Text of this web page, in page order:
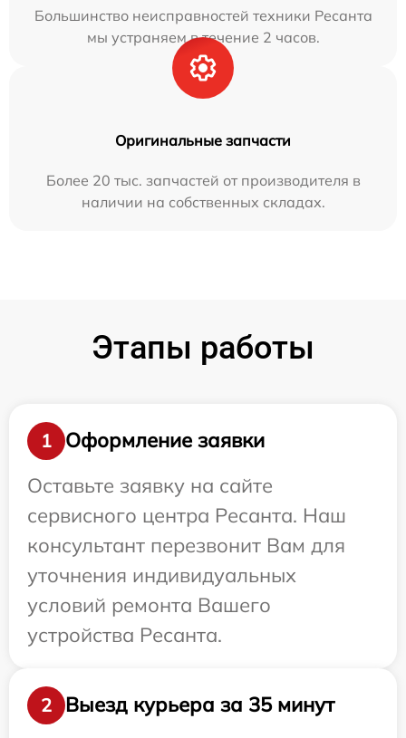
Большинство неисправностей техники Ресанта
мы устраняем в течение 2 часов.
Оригинальные запчасти
Более 20 тыс. запчастей от производителя в
наличии на собственных складах.
Этапы работы
1
Оформление заявки
Оставьте заявку на сайте
сервисного центра Ресанта. Наш
консультант перезвонит Вам для
уточнения индивидуальных
условий ремонта Вашего
устройства Ресанта.
2
Выезд курьера за 35 минут